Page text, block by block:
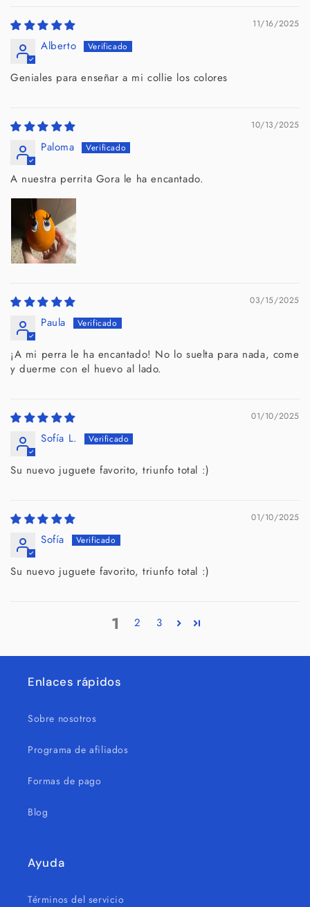
11/16/2025
Alberto
Geniales para enseñar a mi collie los colores
10/13/2025
Paloma
A nuestra perrita Gora le ha encantado.
03/15/2025
Paula
¡A mi perra le ha encantado! No lo suelta para nada, come
y duerme con el huevo al lado.
01/10/2025
Sofía L.
Su nuevo juguete favorito, triunfo total :)
01/10/2025
Sofía
Su nuevo juguete favorito, triunfo total :)
1 2 3
Enlaces rápidos
Sobre nosotros
Programa de afiliados
Formas de pago
Blog
Ayuda
Términos del servicio